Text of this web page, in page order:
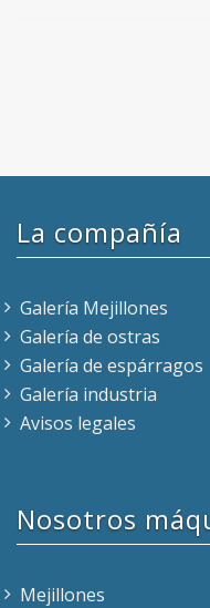
La compañía
Galería Mejillones
Galería de ostras
Galería de espárragos
Galería industria
Avisos legales
Nosotros
Mejillones